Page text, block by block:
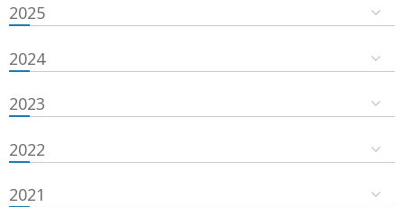
2025
2024
2023
2022
2021